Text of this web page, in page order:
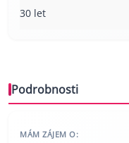
30 let
Podrobnosti
MÁM ZÁJEM O: